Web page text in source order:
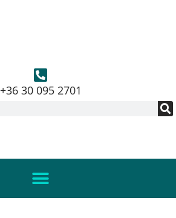
+36 30 095 2701